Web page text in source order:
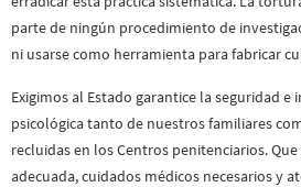
parte de ningún procedimiento de
ni usarse como herramienta para fabricar
Exigimos al Estado garantice la seguridad e
psicológica tanto de nuestros familiares
recluidas en los Centros penitenciarios.
adecuada, cuidados médicos necesarios y